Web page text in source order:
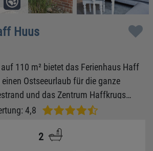
Huus
110 m² bietet das Ferienhaus Haff
Ostseeurlaub für die ganze
und das Zentrum Haffkrugs
weit entfernt.
4,8
2